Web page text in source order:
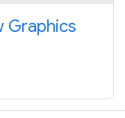
Graphics